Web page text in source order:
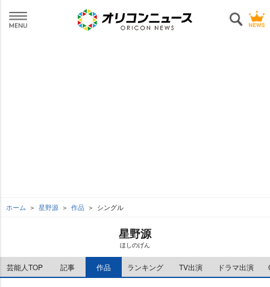
ホーム 星野源 作品 シングル
星野源
ほしのげん
芸能人TOP 記事 作品 ランキング TV出演 ドラマ出演